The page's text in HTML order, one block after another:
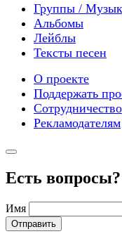
Группы /
Альбомы
Лейблы
Тексты песен
О проекте
Поддержать
Сотрудничество
Рекламодателям
Есть
Имя